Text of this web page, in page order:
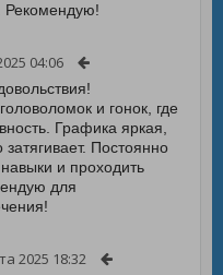
Рекомендую!
04:06
и гонок, где
Графика яркая,
Постоянно
и проходить
для
2025 18:32